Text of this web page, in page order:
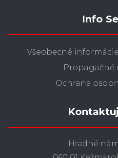
Info
Všeobecné informácie
Propagačné
Ochrana
Hradné